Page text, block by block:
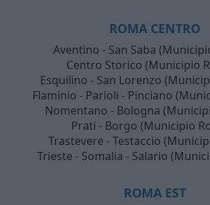
ROMA CENTRO
Aventino - San Saba
Centro Storico (Municipio
Esquilino - San Lorenzo
Flaminio - Parioli - Pinciano
Nomentano - Bologna
Prati - Borgo (Municipio
Trastevere - Testaccio
Trieste - Somalia - Salario
ROMA EST